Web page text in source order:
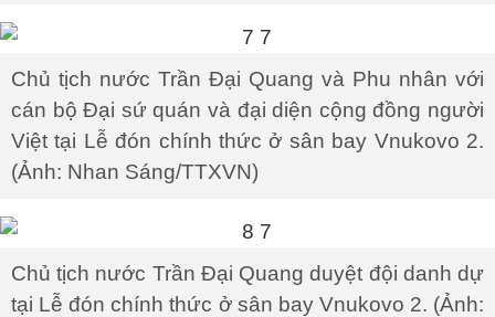
Chủ tịch nước Trần Đại Quang và Phu nhân với
cán bộ Đại sứ quán và đại diện cộng đồng người
Việt tại Lễ đón chính thức ở sân bay Vnukovo 2.
(Ảnh: Nhan Sáng/TTXVN)
Chủ tịch nước Trần Đại Quang duyệt đội danh dự
tại Lễ đón chính thức ở sân bay Vnukovo 2. (Ảnh: